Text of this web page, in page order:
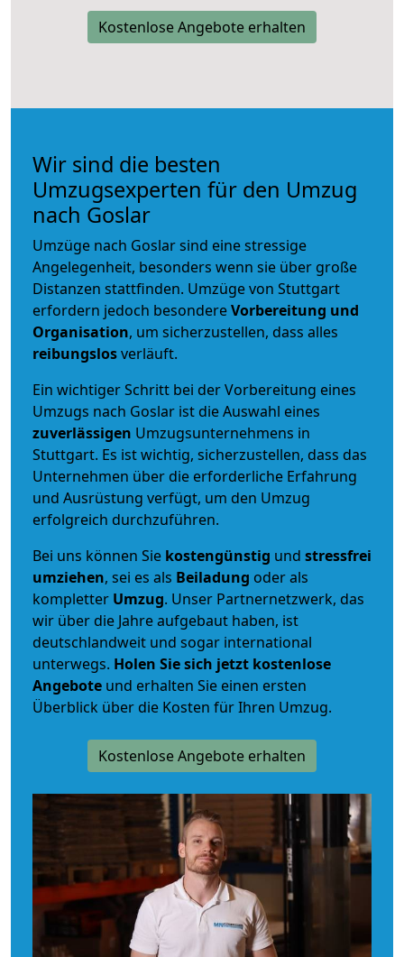
Kostenlose Angebote erhalten
Wir sind die besten
Umzugsexperten für den Umzug
nach Goslar
Umzüge nach Goslar sind eine stressige
Angelegenheit, besonders wenn sie über große
Distanzen stattfinden. Umzüge von Stuttgart
erfordern jedoch besondereVorbereitung und
Organisation, um sicherzustellen, dass alles
reibungslosverläuft.
Ein wichtiger Schritt bei der Vorbereitung eines
Umzugs nach Goslar ist die Auswahl eines
zuverlässigen Umzugsunternehmens in
Stuttgart. Es ist wichtig, sicherzustellen, dass das
Unternehmen über die erforderliche Erfahrung
und Ausrüstung verfügt, um den Umzug
erfolgreich durchzuführen.
Bei uns können Sie kostengünstig und stressfrei
umziehen, sei es als Beiladung oder als
kompletter Umzug. Unser Partnernetzwerk, das
wir über die Jahre aufgebaut haben, ist
deutschlandweit und sogar international
unterwegs. Holen Sie sich jetzt kostenlose
Angebote und erhalten Sie einen ersten
Überblick über die Kosten für Ihren Umzug.
Kostenlose Angebote erhalten